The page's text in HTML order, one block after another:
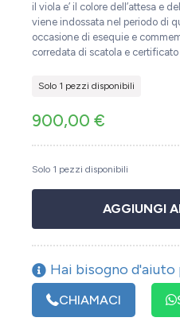
il viola e’ il colore dell’attesa e
viene indossata nel periodo di
occasione di esequie e
corredata di scatola e
Solo 1 pezzi disponibili
900,00 €
Solo 1 pezzi disponibili
AGGIUNGI
Hai bisogno
CHIAMACI